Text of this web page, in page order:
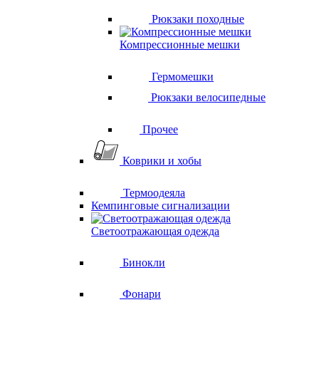
Рюкзаки походные
Компрессионные мешки
Гермомешки
Рюкзаки велосипедные
Прочее
Коврики и хобы
Термоодеяла
Кемпинговые сигнализации
Светоотражающая одежда
Бинокли
Фонари